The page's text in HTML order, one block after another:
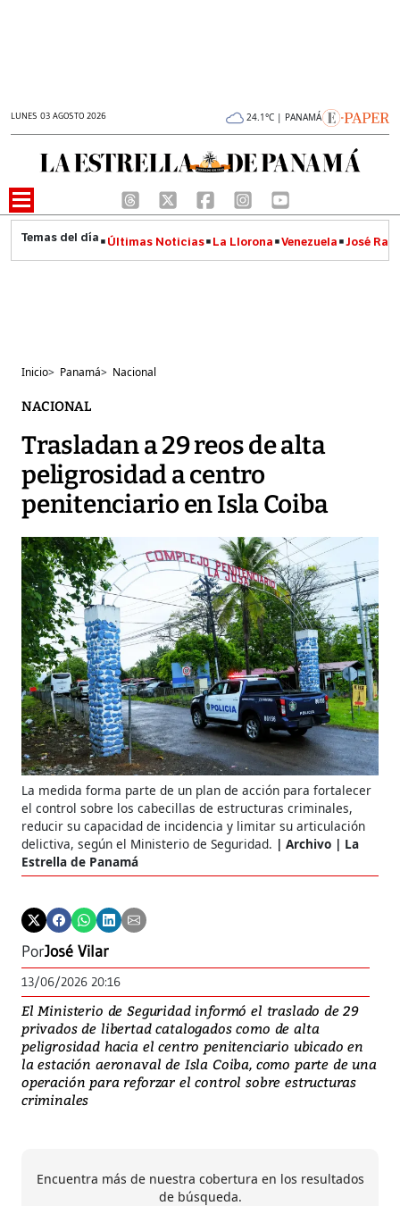
LUNES 03 AGOSTO 2026 24.1°C | PANAMÁ
Últimas Noticias La Llorona Venezuela José
Inicio> Panamá> Nacional
NACIONAL
Trasladan a 29 reos de alta
peligrosidad a centro
penitenciario en Isla Coiba
La medida forma parte de un plan de acción para fortalecer
el control sobre los cabecillas de estructuras criminales,
reducir su capacidad de incidencia y limitar su articulación
delictiva, según el Ministerio de Seguridad.
Archivo | La
Estrella de Panamá
PorJosé Vilar
13/06/2026 20:16
El Ministerio de Seguridad informó el traslado de 29
privados de libertad catalogados como de alta
peligrosidad hacia el centro penitenciario ubicado en
la estación aeronaval de Isla Coiba, como parte de una
operación para reforzar el control sobre estructuras
criminales
Encuentra más de nuestra cobertura en los resultados
de búsqueda.